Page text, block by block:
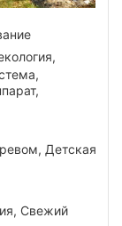
Детская
Свежий